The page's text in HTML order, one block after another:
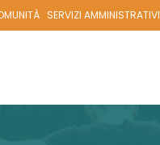
SERVIZI AMMINISTRATIVI